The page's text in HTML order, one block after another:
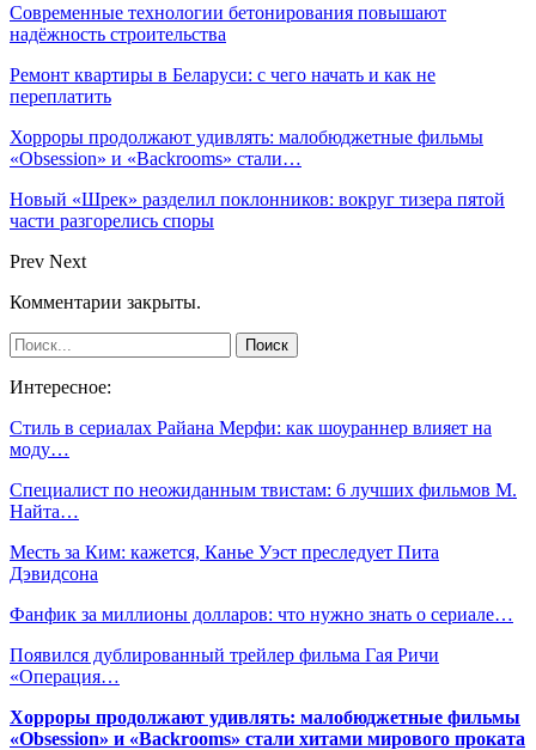
Современные технологии бетонирования повышают
надёжность строительства
Ремонт квартиры в Беларуси: с чего начать и как не
переплатить
Хорроры продолжают удивлять: малобюджетные фильмы
«Obsession» и «Backrooms» стали…
Новый «Шрек» разделил поклонников: вокруг тизера пятой
части разгорелись споры
Prev Next
Комментарии закрыты.
Интересное:
Стиль в сериалах Райана Мерфи: как шоураннер влияет на
моду…
Специалист по неожиданным твистам: 6 лучших фильмов М.
Найта…
Месть за Ким: кажется, Канье Уэст преследует Пита
Дэвидсона
Фанфик за миллионы долларов: что нужно знать о сериале…
Появился дублированный трейлер фильма Гая Ричи
«Операция…
Хорроры продолжают удивлять: малобюджетные фильмы
«Obsession» и «Backrooms» стали хитами мирового проката